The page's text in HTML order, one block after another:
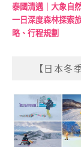
泰國清邁｜大象自
一日深度森林探索
略、行程規劃
【日本